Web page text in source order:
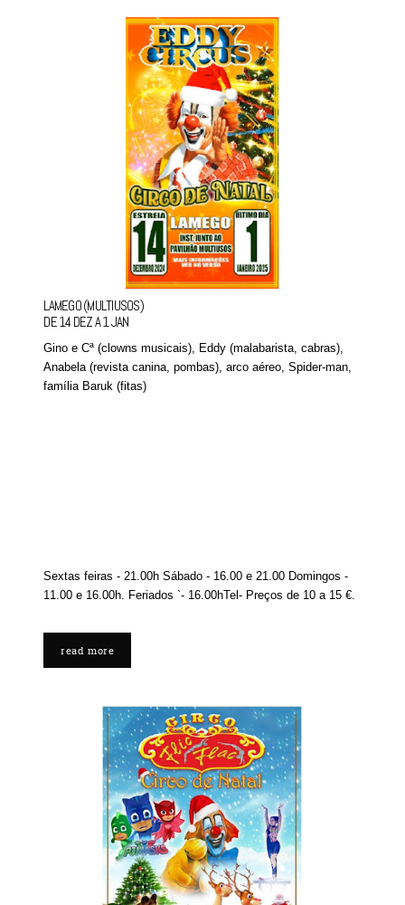
LAMEGO (MULTIUSOS)
DE 14 DEZ A 1 JAN
Gino e Cª (clowns musicais), Eddy (malabarista, cabras),
Anabela (revista canina, pombas), arco aéreo, Spider-man,
família Baruk (fitas)
Sextas feiras - 21.00h Sábado - 16.00 e 21.00 Domingos -
11.00 e 16.00h. Feriados `- 16.00hTel- Preços de 10 a 15 €.
read more